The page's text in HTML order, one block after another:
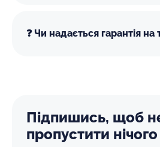
❓ Чи надається гарантія на
Підпишись, щоб
пропустити